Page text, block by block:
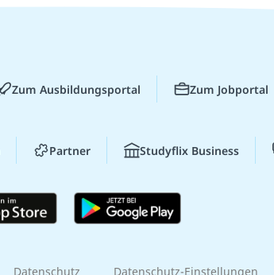
Zum Ausbildungsportal Zum Jobportal
Partner Studyflix Business
Datenschutz Datenschutz-Einstellungen